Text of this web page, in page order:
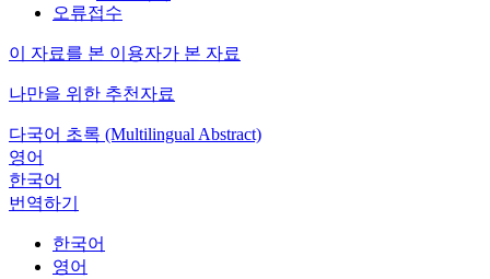
오류접수
이 자료를 본 이용자가 본 자료
나만을 위한 추천자료
다국어 초록 (Multilingual Abstract)
영어
한국어
번역하기
한국어
영어